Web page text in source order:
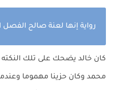
رواية إنها لعنة صالح
كان خالد يضحك على تلك
محمد وكان حزينا مهموما